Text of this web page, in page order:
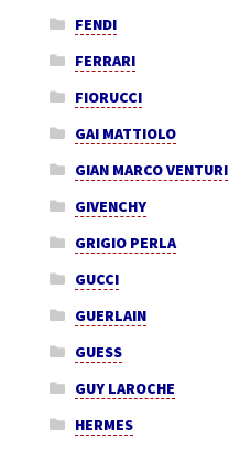
FENDI
FERRARI
FIORUCCI
GAI MATTIOLO
GIAN MARCO VENTURI
GIVENCHY
GRIGIO PERLA
GUCCI
GUERLAIN
GUESS
GUY LAROCHE
HERMES